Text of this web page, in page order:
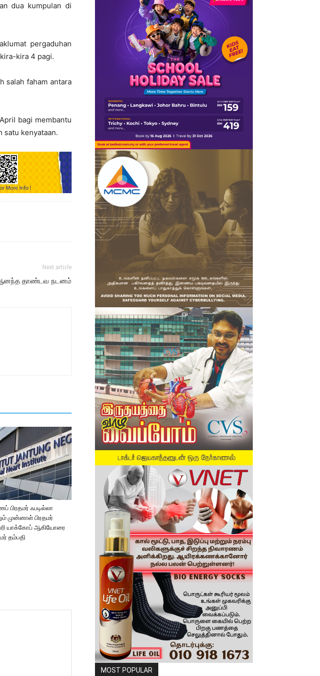
dua kumpulan di
pergaduhan
kira 4 pagi.
salah faham antara
bagi membantu
satu kenyataan.
Next article
தாண்டவ நடனம்
பிரதமர் ஃபடில்லா
முன்னாள் பிரதமர்
யாக்கோப் ஆகியோரை
தம்பதி
MOST POPULAR